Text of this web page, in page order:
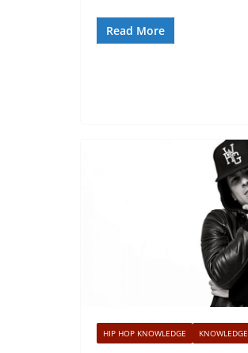
Read More
HIP HOP KNOWLEDGE KNOWLEDGE